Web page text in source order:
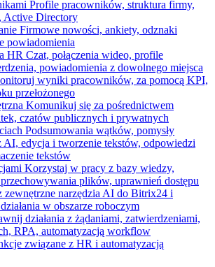
Profile pracowników, struktura firmy,
Active Directory
Firmowe nowości, ankiety, odznaki
powiadomienia
HR Czat, połączenia wideo, profile
powiadomienia z dowolnego miejsca
wyniki pracowników, za pomocą KPI,
przełożonego
Komunikuj się za pośrednictwem
czatów publicznych i prywatnych
Podsumowania wątków, pomysły
AI, edycja i tworzenie tekstów, odpowiedzi
tekstów
Korzystaj w pracy z bazy wiedzy,
plików, uprawnień dostępu
zewnętrzne narzędzia AI do Bitrix24 i
w obszarze roboczym
działania z żądaniami, zatwierdzeniami,
RPA, automatyzacją workflow
związane z HR i automatyzacją